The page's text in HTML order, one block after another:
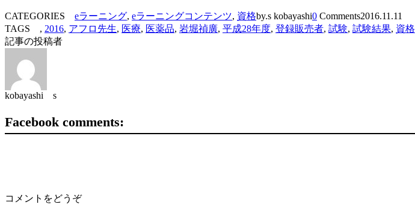
CATEGORIES eラーニング, eラーニングコンテンツ, 資格by.s kobayashi0 Comments2016.11.11
TAGS , 2016, アフロ先生, 医療, 医薬品, 岩堀禎廣, 平成28年度, 登録販売者, 試験, 試験結果, 資格
記事の投稿者
kobayashi s
Facebook comments:
コメントをどうぞ